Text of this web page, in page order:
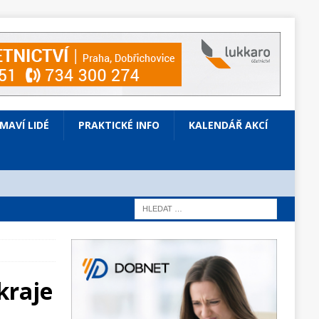
LIDÉ PRAKTICKÉ INFO KALENDÁŘ AKCÍ